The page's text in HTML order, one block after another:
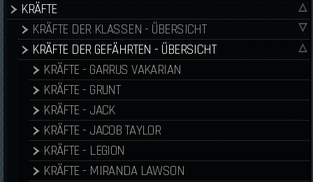
KRÄFTE
KRÄFTE DER KLASSEN - ÜBERSICHT
KRÄFTE DER GEFÄHRTEN - ÜBERSICHT
KRÄFTE - GARRUS VAKARIAN
KRÄFTE - GRUNT
KRÄFTE - JACK
KRÄFTE - JACOB TAYLOR
KRÄFTE - LEGION
KRÄFTE - MIRANDA LAWSON